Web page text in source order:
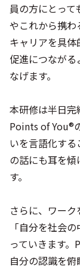
員の方にとっ
やこれから携
キャリアを具
促進につなが
なげます。
本研修は半日完
Points of You®
いを言語化す
の話にも耳を
す。
さらに、ワーク
「自分を社会
っていきます。
自分の認識を